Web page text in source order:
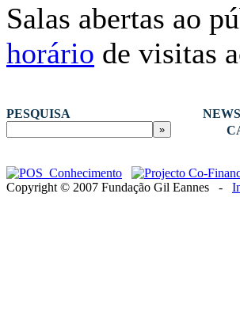
Salas abertas ao
horário de visitas
PESQUISA
Copyright © 2007 Fundação Gil Eannes -